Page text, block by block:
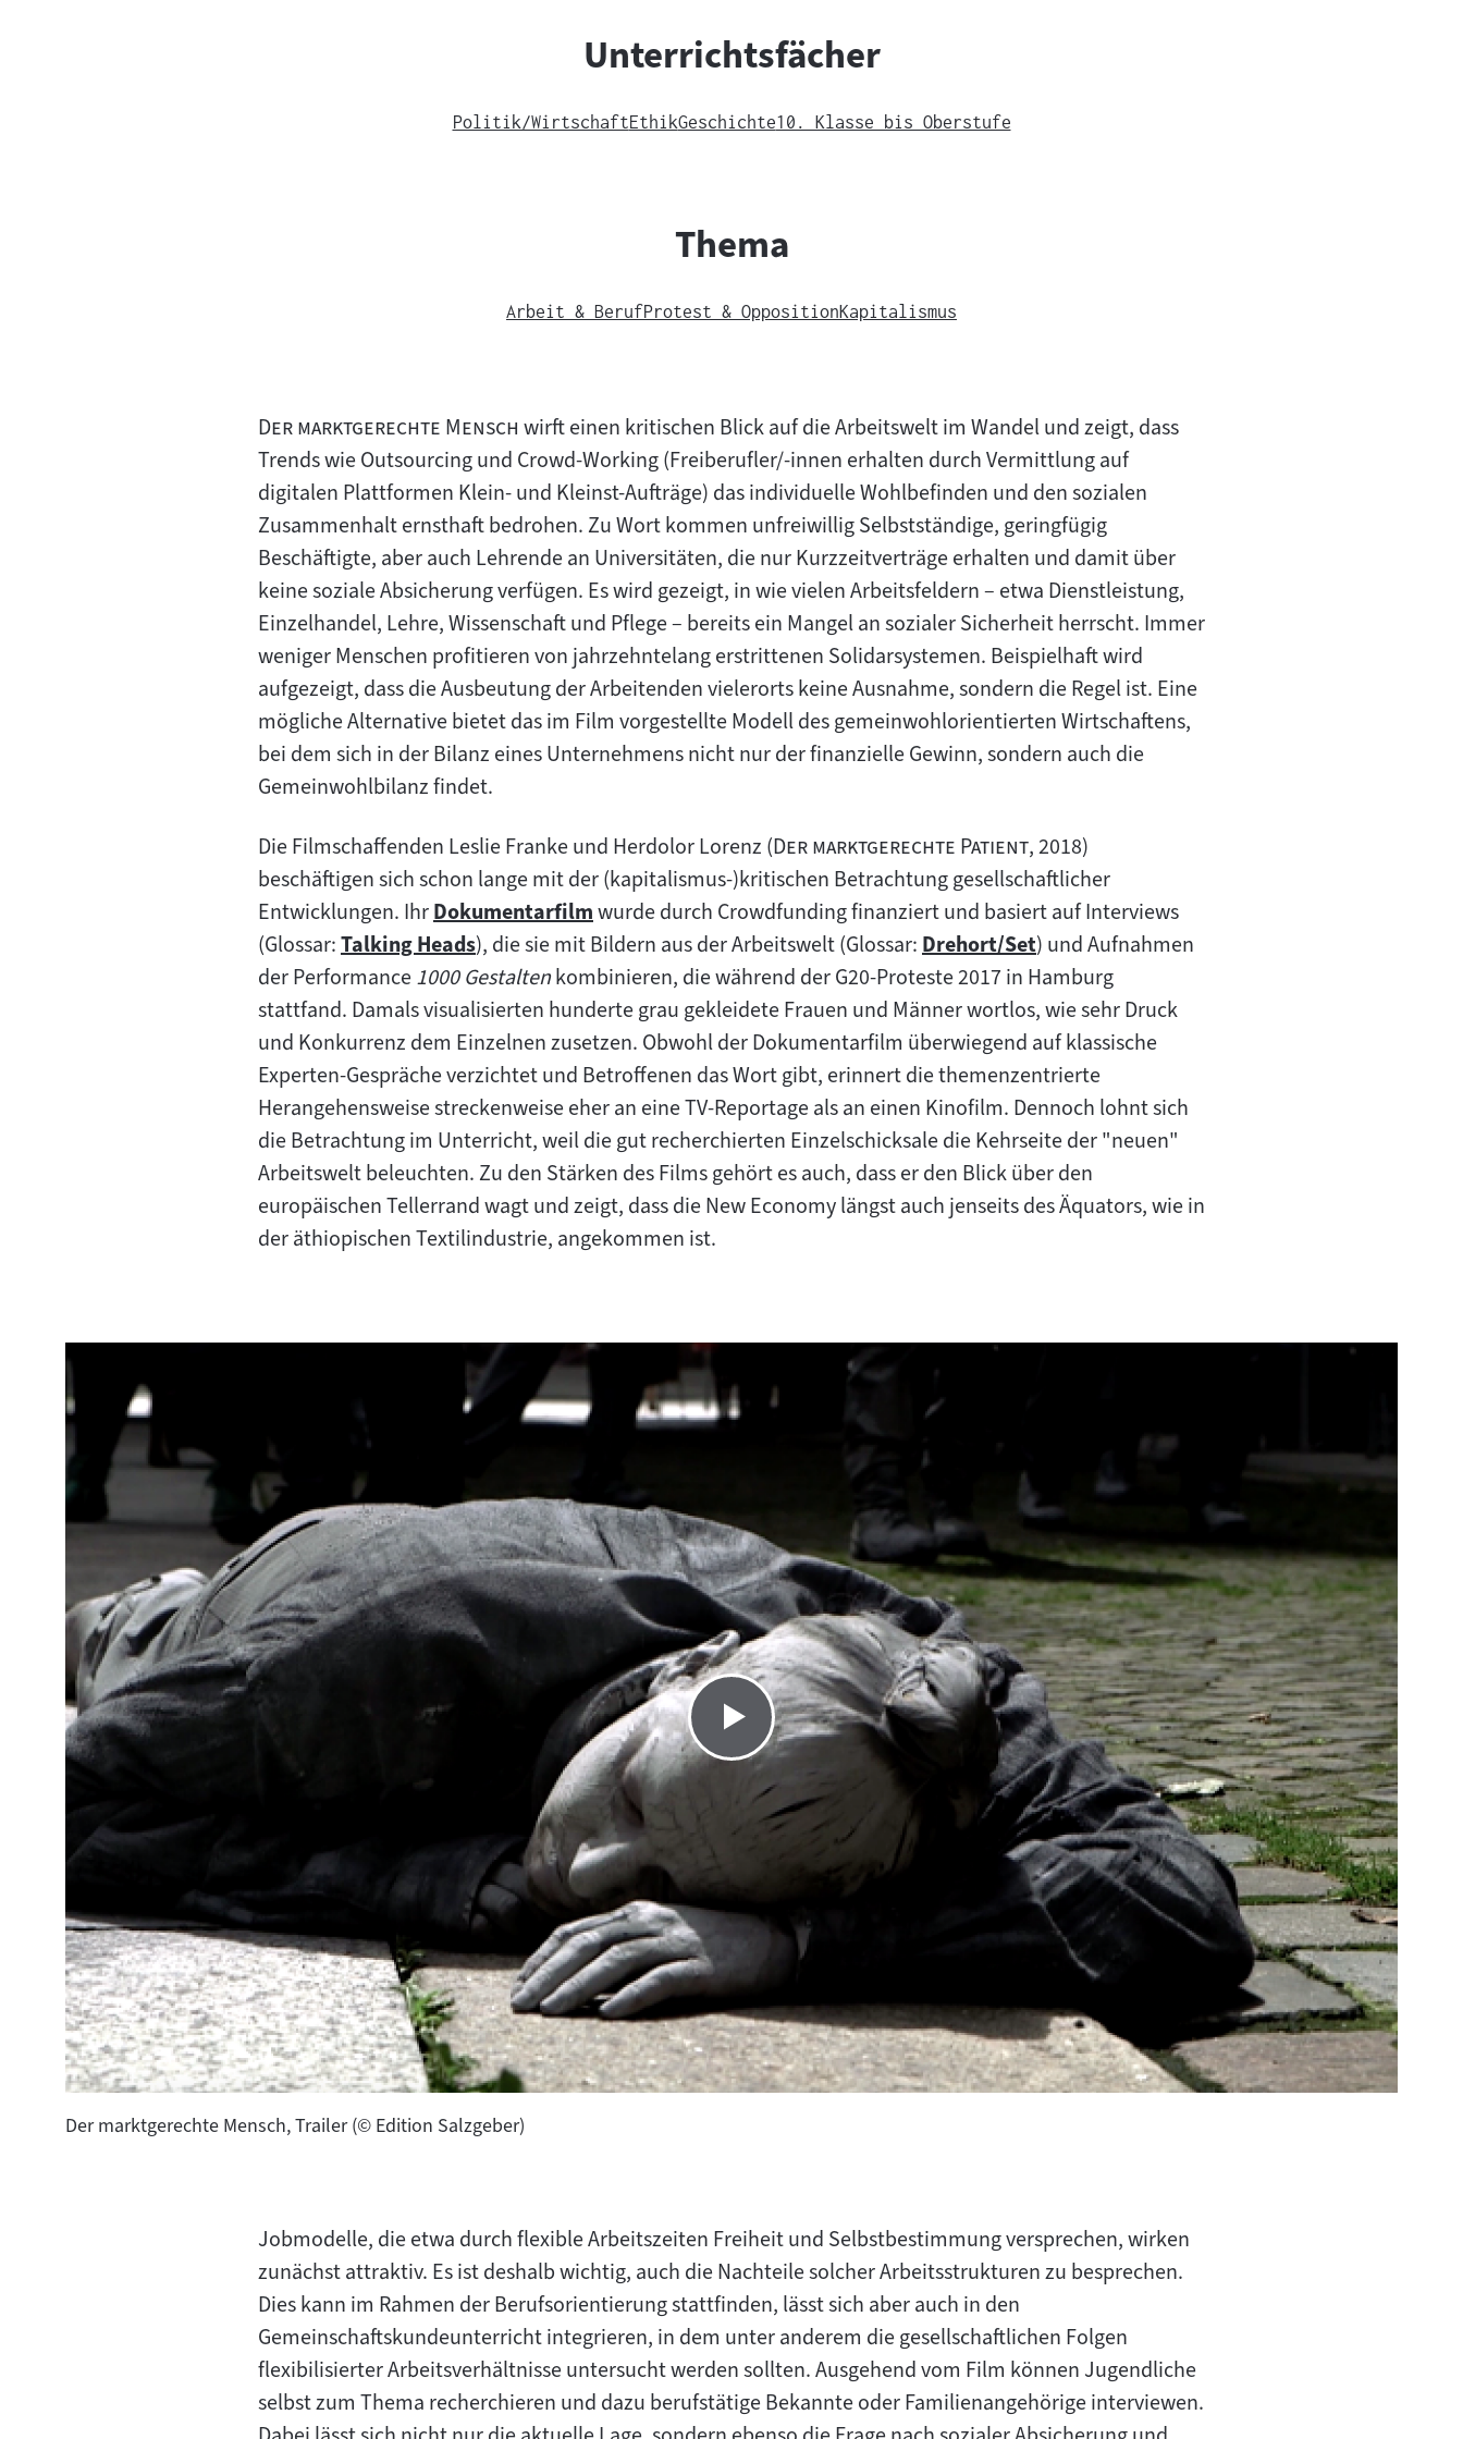
Unterrichtsfächer
Politik/WirtschaftEthikGeschichte10. Klasse bis Oberstufe
Thema
Arbeit & BerufProtest & OppositionKapitalismus
"
Der marktgerechte Mensch "wirft einen kritischen Blick auf die Arbeitswelt im Wandel und zeigt, dass
Trends wie Outsourcing und Crowd-Working (Freiberufler/-innen erhalten durch Vermittlung auf
digitalen Plattformen Klein- und Kleinst-Aufträge) das individuelle Wohlbefinden und den sozialen
Zusammenhalt ernsthaft bedrohen. Zu Wort kommen unfreiwillig Selbstständige, geringfügig
Beschäftigte, aber auch Lehrende an Universitäten, die nur Kurzzeitverträge erhalten und damit über
keine soziale Absicherung verfügen. Es wird gezeigt, in wie vielen Arbeitsfeldern – etwa Dienstleistung,
Einzelhandel, Lehre, Wissenschaft und Pflege – bereits ein Mangel an sozialer Sicherheit herrscht. Immer
weniger Menschen profitieren von jahrzehntelang erstrittenen Solidarsystemen. Beispielhaft wird
aufgezeigt, dass die Ausbeutung der Arbeitenden vielerorts keine Ausnahme, sondern die Regel ist. Eine
mögliche Alternative bietet das im Film vorgestellte Modell des gemeinwohlorientierten Wirtschaftens,
bei dem sich in der Bilanz eines Unternehmens nicht nur der finanzielle Gewinn, sondern auch die
Gemeinwohlbilanz findet.
Die Filmschaffenden Leslie Franke und Herdolor Lorenz ("
Der marktgerechte Patient", 2018)
beschäftigen sich schon lange mit der (kapitalismus-)kritischen Betrachtung gesellschaftlicher
Entwicklungen. IhrZum
Inhalt:
Dokumentarfilmwurde durch Crowdfunding finanziert und basiert auf Interviews
(Glossar:Zum
Inhalt:
Talking Heads), die sie mit Bildern aus der Arbeitswelt (Glossar:Zum
Inhalt:
Drehort/Set) und Aufnahmen
der Performance1000 Gestaltenkombinieren, die während der G20-Proteste 2017 in Hamburg
stattfand. Damals visualisierten hunderte grau gekleidete Frauen und Männer wortlos, wie sehr Druck
und Konkurrenz dem Einzelnen zusetzen. Obwohl der Dokumentarfilm überwiegend auf klassische
Experten-Gespräche verzichtet und Betroffenen das Wort gibt, erinnert die themenzentrierte
Herangehensweise streckenweise eher an eine TV-Reportage als an einen Kinofilm. Dennoch lohnt sich
die Betrachtung im Unterricht, weil die gut recherchierten Einzelschicksale die Kehrseite der "neuen"
Arbeitswelt beleuchten. Zu den Stärken des Films gehört es auch, dass er den Blick über den
europäischen Tellerrand wagt und zeigt, dass die New Economy längst auch jenseits des Äquators, wie in
der äthiopischen Textilindustrie, angekommen ist.
Der marktgerechte Mensch, Trailer (© Edition Salzgeber)
Jobmodelle, die etwa durch flexible Arbeitszeiten Freiheit und Selbstbestimmung versprechen, wirken
zunächst attraktiv. Es ist deshalb wichtig, auch die Nachteile solcher Arbeitsstrukturen zu besprechen.
Dies kann im Rahmen der Berufsorientierung stattfinden, lässt sich aber auch in den
Gemeinschaftskundeunterricht integrieren, in dem unter anderem die gesellschaftlichen Folgen
flexibilisierter Arbeitsverhältnisse untersucht werden sollten. Ausgehend vom Film können Jugendliche
selbst zum Thema recherchieren und dazu berufstätige Bekannte oder Familienangehörige interviewen.